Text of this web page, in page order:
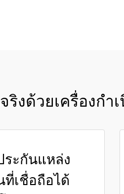
ริงด้วยเครื่องก
ระกันแหล่ง
ที่เชื่อถือได้